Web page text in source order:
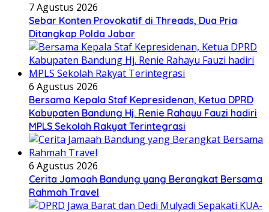
7 Agustus 2026
Sebar Konten Provokatif di Threads, Dua Pria
Ditangkap Polda Jabar
6 Agustus 2026
Bersama Kepala Staf Kepresidenan, Ketua DPRD
Kabupaten Bandung Hj. Renie Rahayu Fauzi hadiri
MPLS Sekolah Rakyat Terintegrasi
6 Agustus 2026
Cerita Jamaah Bandung yang Berangkat Bersama
Rahmah Travel